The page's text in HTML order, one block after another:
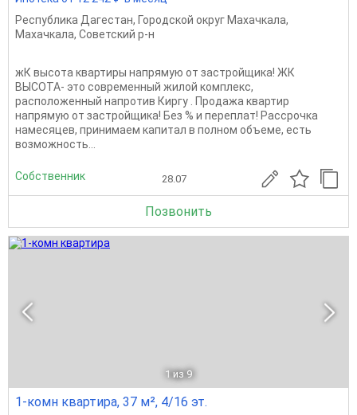
Республика Дагестан, Городской округ Махачкала,
Махачкала, Советский р-н
жК высота квартиры напрямую от застройщика! ЖК
ВЫСОТА- это современный жилой комплекс,
расположенный напротив Киргу . Продажа квартир
напрямую от застройщика! Без % и переплат! Рассрочка
намесяцев, принимаем капитал в полном объеме, есть
возможность...
Собственник 28.07
Позвонить
1 из 9
1-комн квартира, 37 м², 4/16 эт.